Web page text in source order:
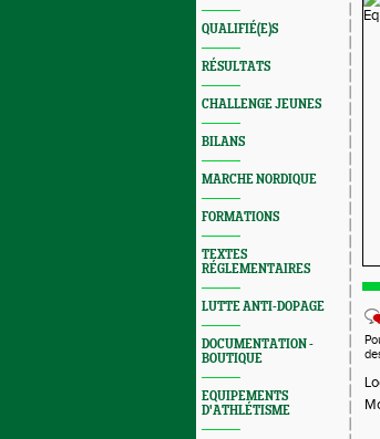
QUALIFIÉ(E)S
RÉSULTATS
CHALLENGE JEUNES
BILANS
MARCHE NORDIQUE
FORMATIONS
TEXTES
RÉGLEMENTAIRES
LUTTE ANTI-DOPAGE
DOCUMENTATION -
BOUTIQUE
EQUIPEMENTS
D'ATHLÉTISME